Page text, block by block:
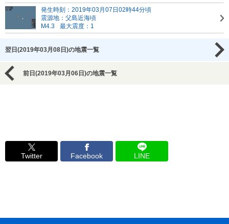
発生時刻：2019年03月07日02時44分頃
震源地：父島近海頃
M4.3
最大震度：1
翌日(2019年03月08日)の地震一覧
前日(2019年03月06日)の地震一覧
Twitter Facebook LINE